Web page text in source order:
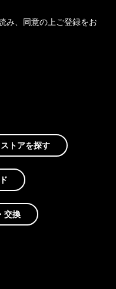
み、同意の上ご登録をお
ストアを探す
交換